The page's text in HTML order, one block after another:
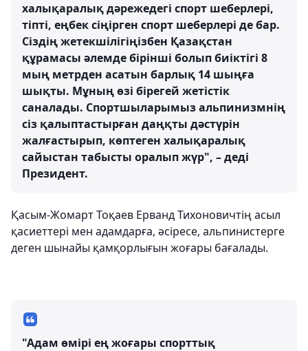
халықаралық дәрежедегі спорт шеберлері,
тіпті, еңбек сіңірген спорт шеберлері де бар.
Сіздің жетекшілігіңізбен Қазақстан
құрамасы әлемде бірінші болып биіктігі 8
мың метрден асатын барлық 14 шыңға
шықты. Мұның өзі бірегей жетістік
саналады. Спортшыларымыз альпинизмнің
сіз қалыптастырған даңқты дәстүрін
жалғастырып, көптеген халықаралық
сайыстан табысты оралып жүр", – деді
Президент.
Қасым-Жомарт Тоқаев Ерванд Тихоновичтің асыл
қасиеттері мен адамдарға, әсіресе, альпинистерге
деген шынайы қамқорлығын жоғары бағалады.
"Адам өмірі ең жоғары спорттық